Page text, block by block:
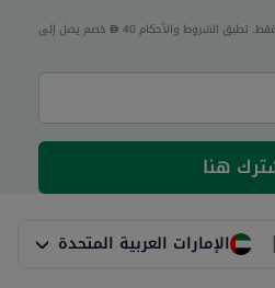
هنا
الإمارات العربية المتحدة |